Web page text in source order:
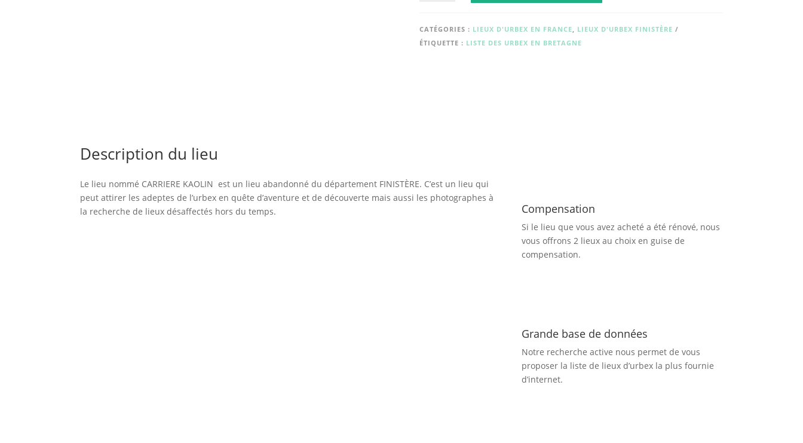
CATÉGORIES : LIEUX D'URBEX EN FRANCE
LIEUX D'URBEX FINISTÈRE
ÉTIQUETTE : LISTE DES URBEX EN BRETAGNE
Description du lieu
Le lieu nommé CARRIERE KAOLIN est un lieu abandonné du département FINISTÈRE. C’est un lieu qui
peut attirer les adeptes de l’urbex en quête d’aventure et de découverte mais aussi les photographes à
la recherche de lieux désaffectés hors du temps.
Compensation
Si le lieu que vous avez acheté a été rénové, nous
vous offrons 2 lieux au choix en guise de
compensation.
Grande base de données
Notre recherche active nous permet de vous
proposer la liste de lieux d’urbexla plus fournie
d’internet.